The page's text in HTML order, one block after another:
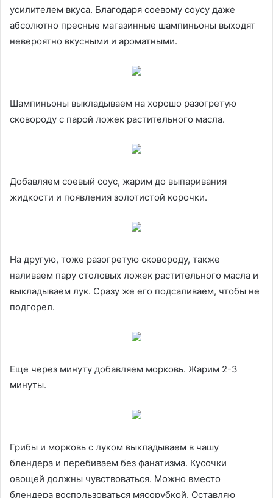
усилителем вкуса. Благодаря соевому соусу даже
абсолютно пресные магазинные шампиньоны выходят
невероятно вкусными и ароматными.
Шампиньоны выкладываем на хорошо разогретую
сковороду с парой ложек растительного масла.
Добавляем соевый соус, жарим до выпаривания
жидкости и появления золотистой корочки.
На другую, тоже разогретую сковороду, также
наливаем пару столовых ложек растительного масла и
выкладываем лук. Сразу же его подсаливаем, чтобы не
подгорел.
Еще через минуту добавляем морковь. Жарим 2-3
минуты.
Грибы и морковь с луком выкладываем в чашу
блендера и перебиваем без фанатизма. Кусочки
овощей должны чувствоваться. Можно вместо
блендера воспользоваться мясорубкой. Оставляю